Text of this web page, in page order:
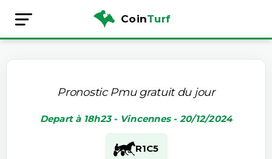
CoinTurf
Pronostic Pmu gratuit du jour
Depart à 18h23 - Vincennes - 20/12/2024
R1C5